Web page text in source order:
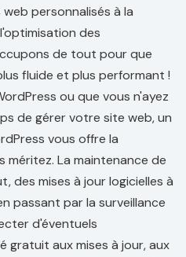
personnalisés à la
des
de tout pour que
fluide et plus performant !
ou que vous n'ayez
de gérer votre site web, un
vous offre la
La maintenance de
des mises à jour logicielles à
passant par la surveillance
d'éventuels
gratuit aux mises à jour, aux